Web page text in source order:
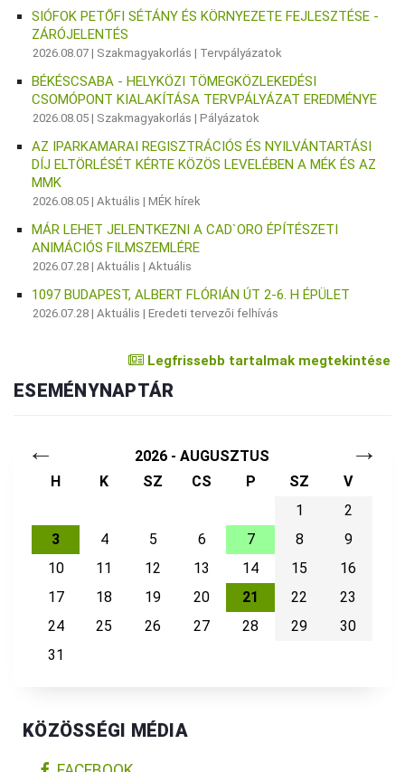
SIÓFOK PETŐFI SÉTÁNY ÉS KÖRNYEZETE FEJLESZTÉSE -
ZÁRÓJELENTÉS
2026.08.07 | Szakmagyakorlás | Tervpályázatok
BÉKÉSCSABA - HELYKÖZI TÖMEGKÖZLEKEDÉSI
CSOMÓPONT KIALAKÍTÁSA TERVPÁLYÁZAT EREDMÉNYE
2026.08.05 | Szakmagyakorlás | Pályázatok
AZ IPARKAMARAI REGISZTRÁCIÓS ÉS NYILVÁNTARTÁSI
DÍJ ELTÖRLÉSÉT KÉRTE KÖZÖS LEVELÉBEN A MÉK ÉS AZ
MMK
2026.08.05 | Aktuális | MÉK hírek
MÁR LEHET JELENTKEZNI A CAD`ORO ÉPÍTÉSZETI
ANIMÁCIÓS FILMSZEMLÉRE
2026.07.28 | Aktuális | Aktuális
1097 BUDAPEST, ALBERT FLÓRIÁN ÚT 2-6. H ÉPÜLET
2026.07.28 | Aktuális | Eredeti tervezői felhívás
Legfrissebb tartalmak megtekintése
ESEMÉNYNAPTÁR
← 2026 - AUGUSZTUS →
H K SZ CS P SZ
V
1
2
3
4 5 6 7 8
9
10
11 12 13 14 15
16
17
18 19 20 21 22
23
24
25 26 27 28 29
30
31
KÖZÖSSÉGI MÉDIA